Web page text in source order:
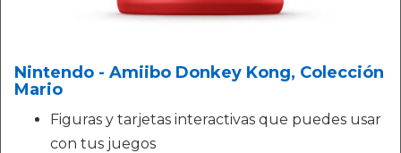
Nintendo - Amiibo Donkey Kong, Colección
Mario
Figuras y tarjetas interactivas que puedes usar
con tus juegos